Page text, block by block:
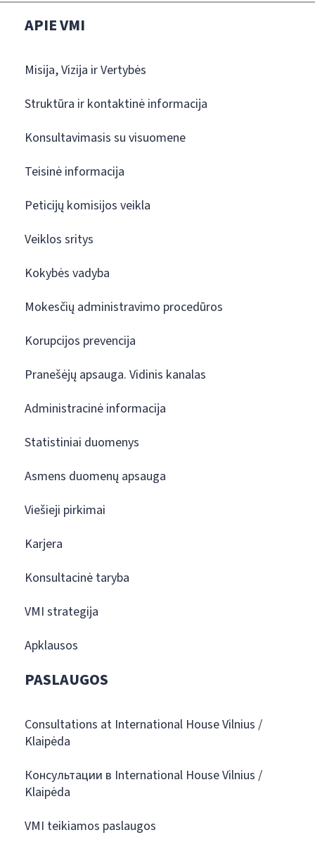
APIE VMI
Misija, Vizija ir Vertybės
Struktūra ir kontaktinė informacija
Konsultavimasis su visuomene
Teisinė informacija
Peticijų komisijos veikla
Veiklos sritys
Kokybės vadyba
Mokesčių administravimo procedūros
Korupcijos prevencija
Pranešėjų apsauga. Vidinis kanalas
Administracinė informacija
Statistiniai duomenys
Asmens duomenų apsauga
Viešieji pirkimai
Karjera
Konsultacinė taryba
VMI strategija
Apklausos
PASLAUGOS
Consultations at International House Vilnius /
Klaipėda
Консультации в International House Vilnius /
Klaipėda
VMI teikiamos paslaugos